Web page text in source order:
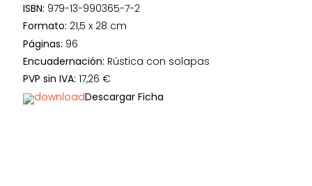
ISBN: 979-13-990365-7-2
Formato: 21,5 x 28 cm
Páginas: 96
Encuadernación: Rústica con solapas
PVP sin IVA:17,26 €
Descargar Ficha